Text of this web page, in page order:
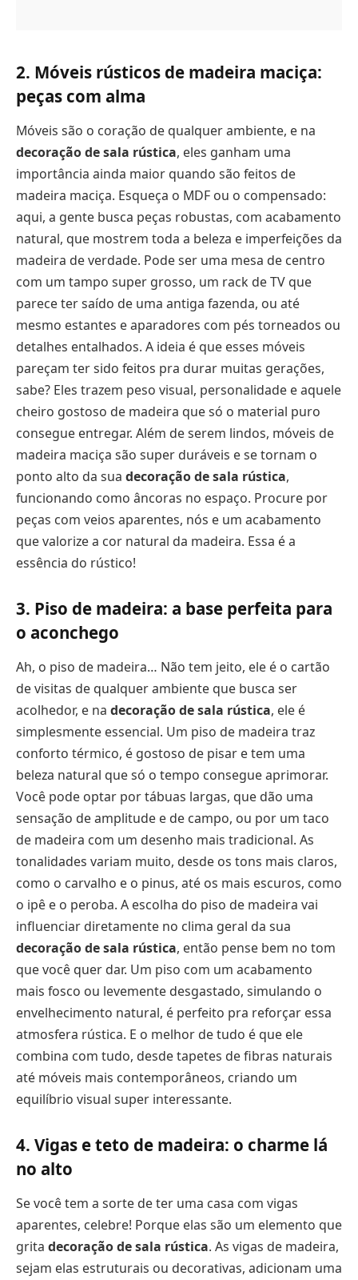
2. Móveis rústicos de madeira maciça:
peças com alma
Móveis são o coração de qualquer ambiente, e na
decoração de sala rústica, eles ganham uma
importância ainda maior quando são feitos de
madeira maciça. Esqueça o MDF ou o compensado:
aqui, a gente busca peças robustas, com acabamento
natural, que mostrem toda a beleza e imperfeições da
madeira de verdade. Pode ser uma mesa de centro
com um tampo super grosso, um rack de TV que
parece ter saído de uma antiga fazenda, ou até
mesmo estantes e aparadores com pés torneados ou
detalhes entalhados. A ideia é que esses móveis
pareçam ter sido feitos pra durar muitas gerações,
sabe? Eles trazem peso visual, personalidade e aquele
cheiro gostoso de madeira que só o material puro
consegue entregar. Além de serem lindos, móveis de
madeira maciça são super duráveis e se tornam o
ponto alto da sua decoração de sala rústica,
funcionando como âncoras no espaço. Procure por
peças com veios aparentes, nós e um acabamento
que valorize a cor natural da madeira. Essa é a
essência do rústico!
3. Piso de madeira: a base perfeita para
o aconchego
Ah, o piso de madeira… Não tem jeito, ele é o cartão
de visitas de qualquer ambiente que busca ser
acolhedor, e na decoração de sala rústica, ele é
simplesmente essencial. Um piso de madeira traz
conforto térmico, é gostoso de pisar e tem uma
beleza natural que só o tempo consegue aprimorar.
Você pode optar por tábuas largas, que dão uma
sensação de amplitude e de campo, ou por um taco
de madeira com um desenho mais tradicional. As
tonalidades variam muito, desde os tons mais claros,
como o carvalho e o pinus, até os mais escuros, como
o ipê e o peroba. A escolha do piso de madeira vai
influenciar diretamente no clima geral da sua
decoração de sala rústica, então pense bem no tom
que você quer dar. Um piso com um acabamento
mais fosco ou levemente desgastado, simulando o
envelhecimento natural, é perfeito pra reforçar essa
atmosfera rústica. E o melhor de tudo é que ele
combina com tudo, desde tapetes de fibras naturais
até móveis mais contemporâneos, criando um
equilíbrio visual super interessante.
4. Vigas e teto de madeira: o charme lá
no alto
Se você tem a sorte de ter uma casa com vigas
aparentes, celebre! Porque elas são um elemento que
grita decoração de sala rústica. As vigas de madeira,
sejam elas estruturais ou decorativas, adicionam uma